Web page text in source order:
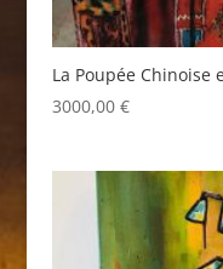
La Poupée Chinoise
3000,00 €